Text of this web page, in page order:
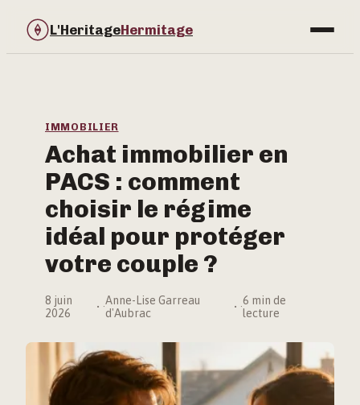
L'HeritageHermitage
Immobilier
Jardinage
Maison & Déco
IMMOBILIER
Achat immobilier en
PACS : comment
choisir le régime
idéal pour protéger
votre couple ?
8 juin
2026
·Anne-Lise Garreau
d'Aubrac
·6 min de
lecture